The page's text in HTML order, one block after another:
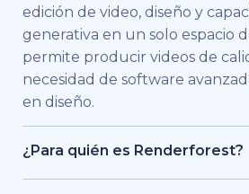
edición de video, diseño y
generativa en un solo espacio
permite producir videos de
necesidad de software
en diseño.
¿Para quién es Renderforest?
Renderforest está pensado